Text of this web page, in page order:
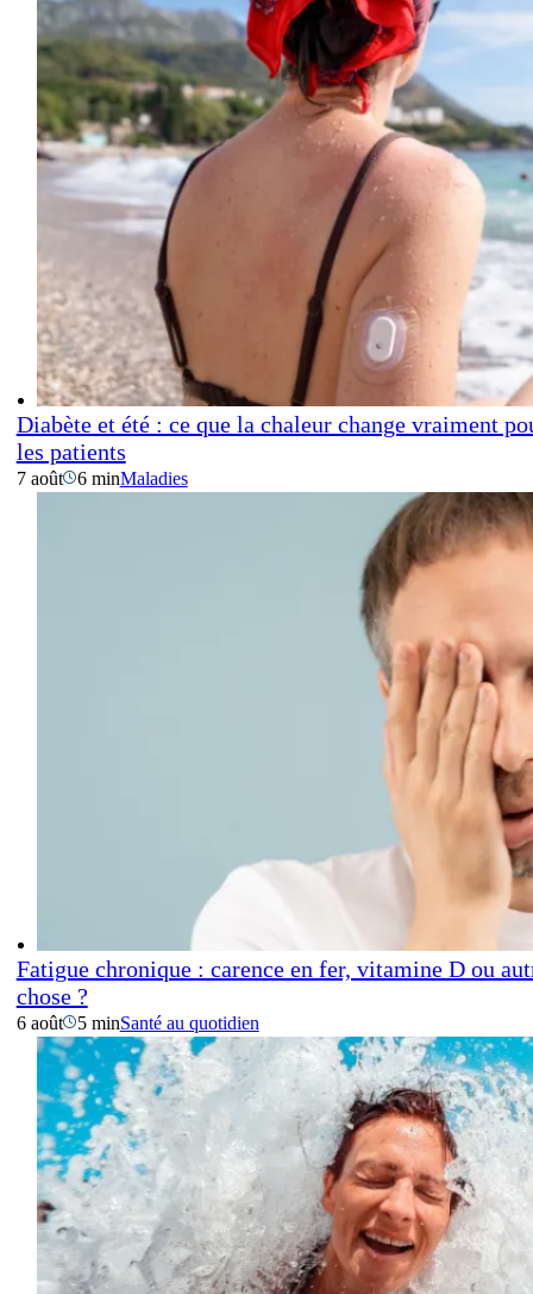
Diabète et été : ce que la chaleur change vraiment
les patients
7 août 6 minMaladies
Fatigue chronique : carence en fer, vitamine D ou
chose ?
6 août 5 minSanté au quotidien